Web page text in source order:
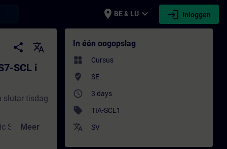
place BE & LU expand_more login Inloggen
i TIA Portal - Training - Opleiding -
share
translate
SCL i
slutar tisdag
Step 7 och
Meer
In één oogopslag
widgets Cursus
where_to_vote SE
access_time 3 days
sell TIA-SCL1
translate SV